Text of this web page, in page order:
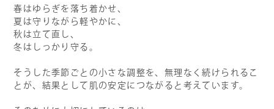
春はゆらぎを落ち着かせ、
夏は守りながら軽やかに、
秋は立て直し、
冬はしっかり守る。
そうした季節ごとの小さな調整を、無理なく続けられるこ
とが、結果として肌の安定につながると考えています。